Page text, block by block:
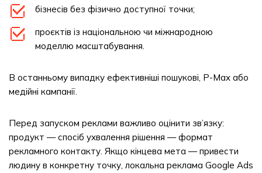
бізнесів без фізично доступної точки;
проєктів із національною чи міжнародною
моделлю масштабування.
В останньому випадку ефективніші пошукові, P-Max або
медійні кампанії.
Перед запуском реклами важливо оцінити зв’язку:
продукт — спосіб ухвалення рішення — формат
рекламного контакту. Якщо кінцева мета — привести
людину в конкретну точку, локальна реклама Google Ads